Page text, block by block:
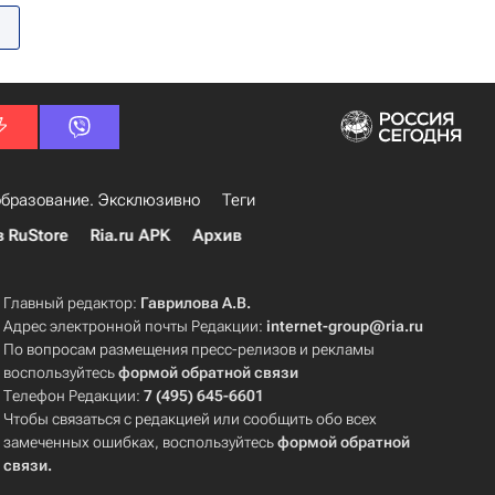
Эксклюзивно
Теги
RuStore
Ria.ru APK Архив
Главный редактор: Гаврилова А.В.
Адрес электронной почты Редакции:internet-group@ria.ru
По вопросам размещения пресс-релизов и рекламы
воспользуйтесьформой обратной связи
Телефон Редакции:7 (495) 645-6601
Чтобы связаться с редакцией или сообщить обо всех
замеченных ошибках, воспользуйтесьформой обратной
связи.